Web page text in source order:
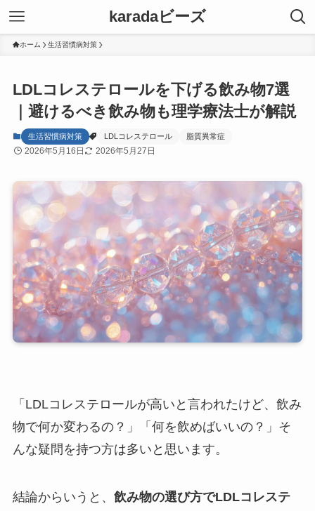
karadaビーズ
ホーム 生活習慣病対策
LDLコレステロールを下げる飲み物7選
｜避けるべき飲み物も理学療法士が解説
生活習慣病対策 LDLコレステロール 脂質異常症
2026年5月16日 2026年5月27日
「LDLコレステロールが高いと言われたけど、飲み
物で何か変わるの？」「何を飲めばいいの？」そ
んな疑問を持つ方は多いと思います。
結論からいうと、 飲み物の選び方でLDLコレステ